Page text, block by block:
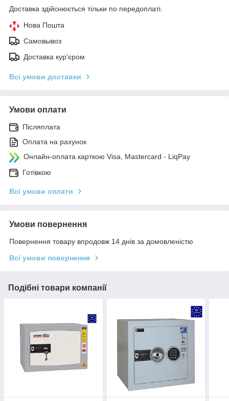
Доставка здійснюється тільки по передоплаті.
Нова Пошта
Самовывоз
Доставка кур'єром
Всі умови доставки
Умови оплати
Післяплата
Оплата на рахунок
Онлайн-оплата карткою Visa, Mastercard - LiqPay
Готівкою
Всі умови оплати
Умови повернення
Повернення товару впродовж 14 днів за домовленістю
Всі умови повернення
Подібні товари компанії